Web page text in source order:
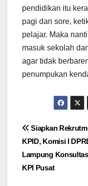
pendidikan itu
pagi dan sore,
pelajar. Maka
masuk sekolah
agar tidak
penumpukan
Navigasi
pos
Siapkan
KPID, Komisi I
Lampung
KPI Pusat